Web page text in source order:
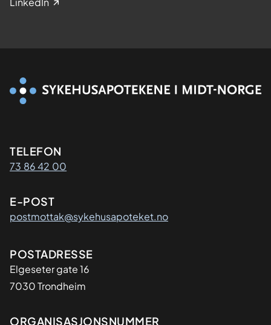
Kontaktinformasjon
TELEFON
73 86 42 00
E-POST
postmottak@sykehusapoteket.no
Adresse
POSTADRESSE
Elgeseter gate 16
7030 Trondheim
ORGANISASJONSNUMMER